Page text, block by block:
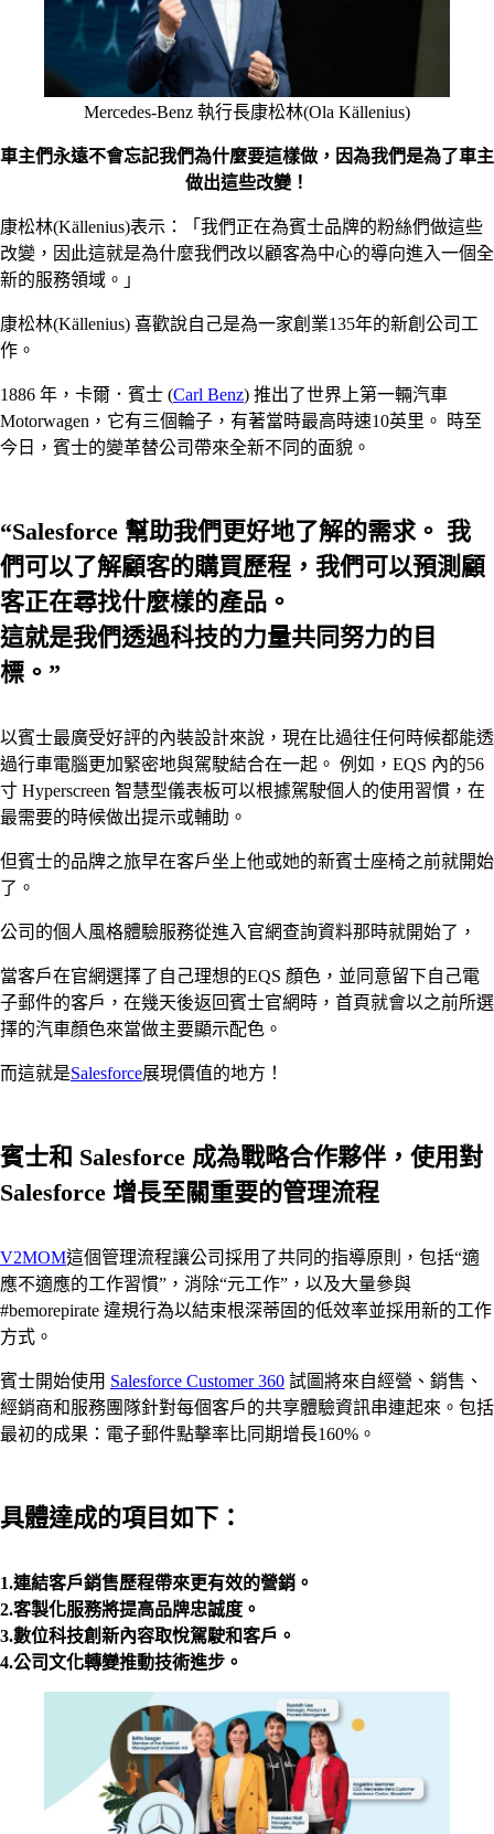
Mercedes-Benz 執行長康松林(Ola Källenius)
車主們永遠不會忘記我們為什麼要這樣做，因為我們是為了車主
做出這些改變！
康松林(Källenius)表示：「我們正在為賓士品牌的粉絲們做這些
改變，因此這就是為什麼我們改以顧客為中心的導向進入一個全
新的服務領域。」
康松林(Källenius) 喜歡說自己是為一家創業135年的新創公司工
作。
1886 年，卡爾．賓士 (Carl Benz) 推出了世界上第一輛汽車
Motorwagen，它有三個輪子，有著當時最高時速10英里。 時至
今日，賓士的變革替公司帶來全新不同的面貌。
“Salesforce 幫助我們更好地了解的需求。 我
們可以了解顧客的購買歷程，我們可以預測顧
客正在尋找什麼樣的產品。
這就是我們透過科技的力量共同努力的目
標。”
以賓士最廣受好評的內裝設計來說，現在比過往任何時候都能透
過行車電腦更加緊密地與駕駛結合在一起。 例如，EQS 內的56
寸 Hyperscreen 智慧型儀表板可以根據駕駛個人的使用習慣，在
最需要的時候做出提示或輔助。
但賓士的品牌之旅早在客戶坐上他或她的新賓士座椅之前就開始
了。
公司的個人風格體驗服務從進入官網查詢資料那時就開始了，
當客戶在官網選擇了自己理想的EQS 顏色，並同意留下自己電
子郵件的客戶，在幾天後返回賓士官網時，首頁就會以之前所選
擇的汽車顏色來當做主要顯示配色。
而這就是Salesforce展現價值的地方！
賓士和 Salesforce 成為戰略合作夥伴，使用對
Salesforce 增長至關重要的管理流程
V2MOM這個管理流程讓公司採用了共同的指導原則，包括“適
應不適應的工作習慣”，消除“元工作”，以及大量參與
#bemorepirate 違規行為以結束根深蒂固的低效率並採用新的工作
方式。
賓士開始使用 Salesforce Customer 360 試圖將來自經營、銷售、
經銷商和服務團隊針對每個客戶的共享體驗資訊串連起來。包括
最初的成果：電子郵件點擊率比同期增長160%。
具體達成的項目如下：
1.連結客戶銷售歷程帶來更有效的營銷。
2.客製化服務將提高品牌忠誠度。
3.數位科技創新內容取悅駕駛和客戶。
4.公司文化轉變推動技術進步。